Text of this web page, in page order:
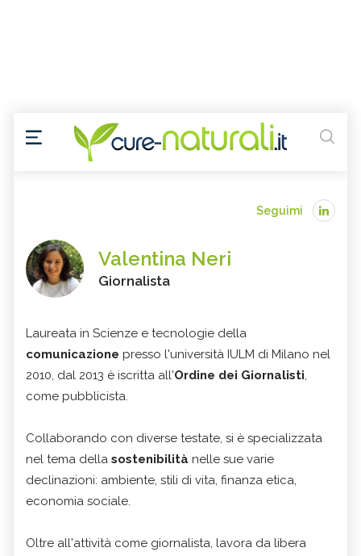
Seguimi
Valentina Neri
Giornalista
Laureata in Scienze e tecnologie della
comunicazione presso l'università IULM di Milano nel
2010, dal 2013 è iscritta all'Ordine dei Giornalisti,
come pubblicista.
Collaborando con diverse testate, si è specializzata
nel tema della sostenibilità nelle sue varie
declinazioni: ambiente, stili di vita, finanza etica,
economia sociale.
Oltre all'attività come giornalista, lavora da libera